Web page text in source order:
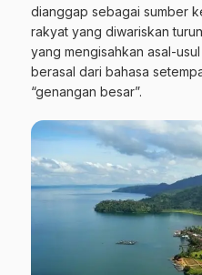
dianggap sebagai sumber
rakyat yang diwariskan
yang mengisahkan asal-
berasal dari bahasa
“genangan besar”.